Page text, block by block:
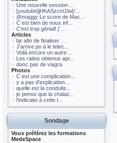
Une nouvelle session ...
[youtube]jHKASzcm1lw[/...
@maggy Le score de Mac...
C est bien de nous inf...
C'est trop génial! j' ...
Articles
bjr afin de finaliser ...
J'arrive po à le telec...
Voilà encore un autre ...
Les ratios obtenus apr...
donc pas de viagra
Photos
C est une complication...
y a pas d'explication....
quelle est la conduite...
je pense que la chalaz...
l'indicatio à cette t...
Sondage
Vous préférez les formations
MedeSpace